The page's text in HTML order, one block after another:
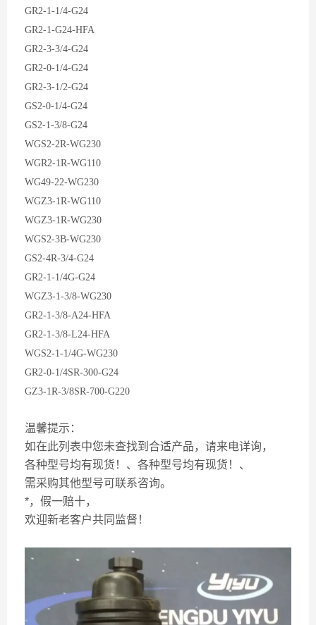
GR2-1-1/4-G24
GR2-1-G24-HFA
GR2-3-3/4-G24
GR2-0-1/4-G24
GR2-3-1/2-G24
GS2-0-1/4-G24
GS2-1-3/8-G24
WGS2-2R-WG230
WGR2-1R-WG110
WG49-22-WG230
WGZ3-1R-WG110
WGZ3-1R-WG230
WGS2-3B-WG230
GS2-4R-3/4-G24
GR2-1-1/4G-G24
WGZ3-1-3/8-WG230
GR2-1-3/8-A24-HFA
GR2-1-3/8-L24-HFA
WGS2-1-1/4G-WG230
GR2-0-1/4SR-300-G24
GZ3-1R-3/8SR-700-G220
温馨提示：
如在此列表中您未查找到合适产品，请来电详询，
各种型号均有现货！、各种型号均有现货！、
需采购其他型号可联系咨询。
*，假一赔十，
欢迎新老客户共同监督！